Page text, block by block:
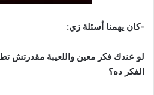
-كان يهمنا أسئلة زي:
لو عندك فكر معين واللعيبة مقدرتش
الفكر ده؟